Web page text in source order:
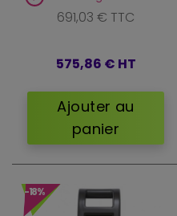
691,03 € TTC
575,86 € HT
Ajouter au
panier
-18%